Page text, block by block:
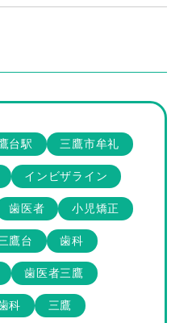
台駅 三鷹市牟礼
インビザライン
歯医者 小児矯正
鷹台 歯科
歯医者三鷹
科 三鷹